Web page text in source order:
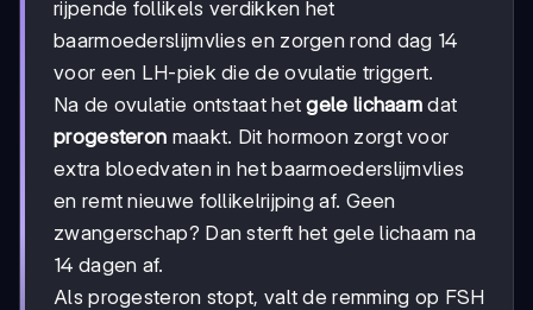
rijpende follikels verdikken het
baarmoederslijmvlies en zorgen rond dag 14
voor een LH-piek die de ovulatie triggert.
Na de ovulatie ontstaat hetgele lichaam dat
progesteron maakt. Dit hormoon zorgt voor
extra bloedvaten in het baarmoederslijmvlies
en remt nieuwe follikelrijping af. Geen
zwangerschap? Dan sterft het gele lichaam na
14 dagen af.
Als progesteron stopt, valt de remming op FSH